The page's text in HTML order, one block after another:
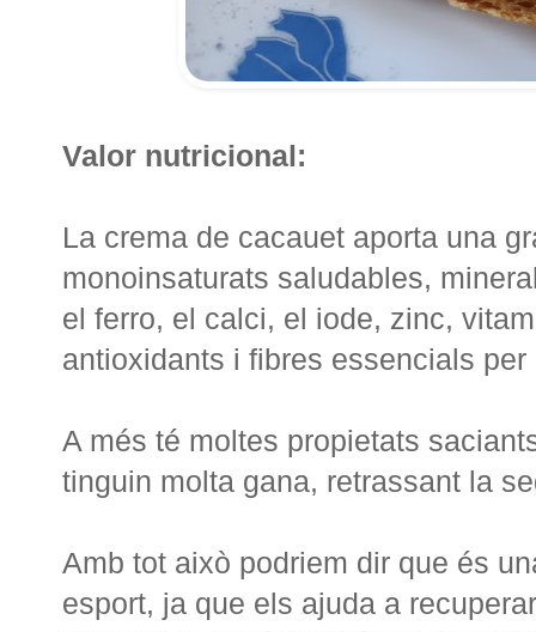
Valor nutricional:
La crema de cacauet aporta una
monoinsaturats saludables,
el ferro, el calci, el iode, zinc,
antioxidants i fibres essencials per
A més té moltes propietats
tinguin molta gana, retrassant la
Amb tot això podriem dir que és
esport, ja que els ajuda a